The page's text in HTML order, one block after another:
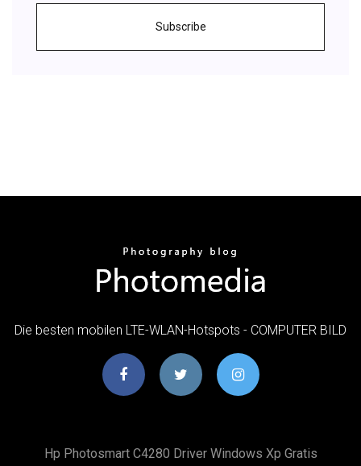
Subscribe
Die besten mobilen LTE-WLAN-Hotspots - COMPUTER BILD
Hp Photosmart C4280 Driver Windows Xp Gratis